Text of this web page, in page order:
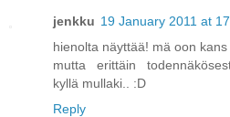
jenkku 19 January 2011 at
hienolta näyttää! mä oon
mutta erittäin
kyllä mullaki.. :D
Reply